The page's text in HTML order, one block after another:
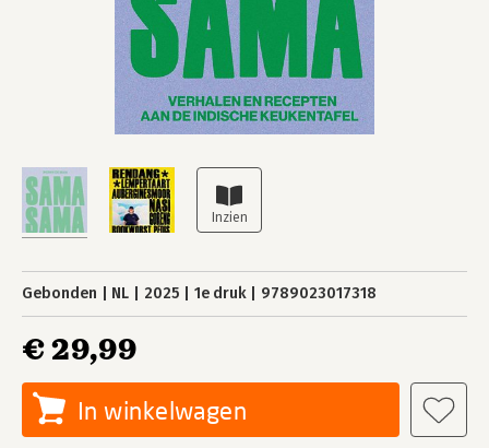
Gebonden NL 2025 1e druk 9789023017318
€ 29,99
In winkelwagen